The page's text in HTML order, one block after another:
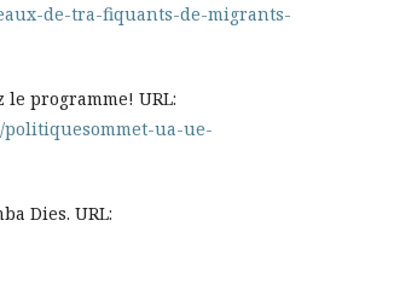
de-tra-fiquants-de-migrants-
le programme! URL:
politiquesommet-ua-ue-
Dies. URL: